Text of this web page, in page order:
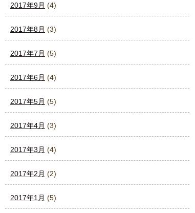
2017年9月 (4)
2017年8月 (3)
2017年7月 (5)
2017年6月 (4)
2017年5月 (5)
2017年4月 (3)
2017年3月 (4)
2017年2月 (2)
2017年1月 (5)